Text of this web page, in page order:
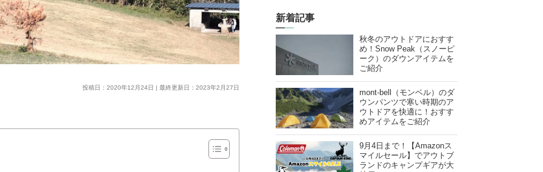
投稿日：2020年12月24日 | 最終更新日：2023年2月27日
新着記事
秋冬のアウトドアにおすす
め！Snow Peak（スノーピ
ーク）のダウンアイテムを
ご紹介
mont-bell（モンベル）のダ
ウンパンツで寒い時期のア
ウトドアを快適に！おすす
めアイテムをご紹介
9月4日まで！【Amazonス
マイルセール】でアウトブ
ランドのキャンプギアが大